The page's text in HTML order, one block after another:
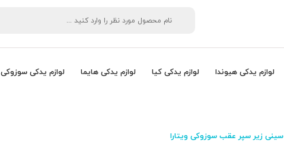
لوازم یدکی هیوندا لوازم یدکی کیا لوازم یدکی هایما لوازم یدکی سوزوکی
سینی زیر سپر عقب سوزوکی ویتارا